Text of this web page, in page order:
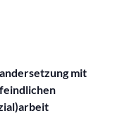
mit